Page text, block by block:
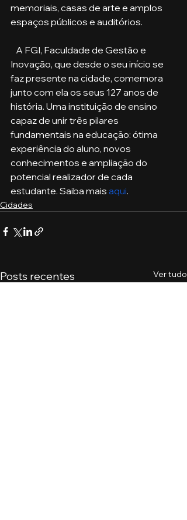
memoriais, casas de arte e amplos
espaços públicos e auditórios.
Inovação, que desde o seu início se
faz presente na cidade, comemora
junto com ela os seus 127 anos de
história. Uma instituição de ensino
capaz de unir três pilares
fundamentais na educação: ótima
experiência do aluno, novos
conhecimentos e ampliação do
potencial realizador de cada
estudante. Saiba mais aqui.
Cidades
Posts recentes Ver tudo